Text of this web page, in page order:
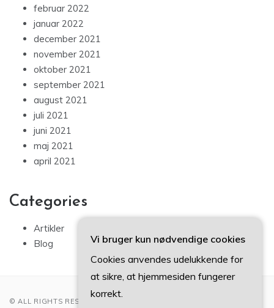
februar 2022
januar 2022
december 2021
november 2021
oktober 2021
september 2021
august 2021
juli 2021
juni 2021
maj 2021
april 2021
Categories
Artikler
Blog
© ALL RIGHTS RESERVED 2022
Vi bruger kun nødvendige cookies
Cookies anvendes udelukkende for
at sikre, at hjemmesiden fungerer
korrekt.